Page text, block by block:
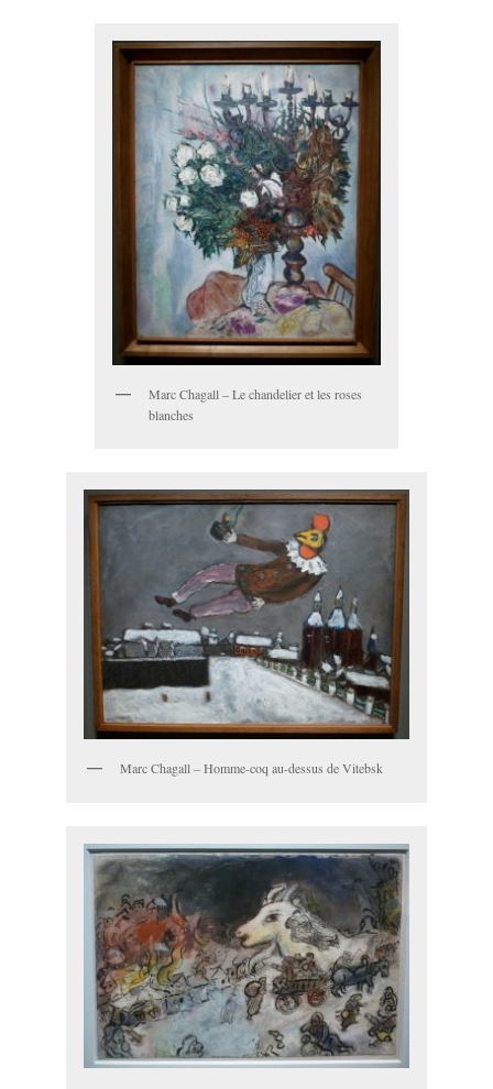
Marc Chagall – Le chandelier et les roses
blanches
Marc Chagall – Homme-coq au-dessus de Vitebsk